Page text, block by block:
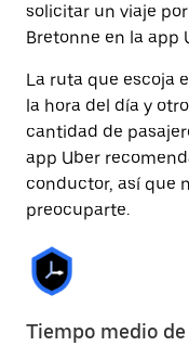
solicitar un viaje
Bretonne en la app
La ruta que escoja
la hora del día y
cantidad de
app Uber
conductor, así que
preocuparte.
Tiempo medio de